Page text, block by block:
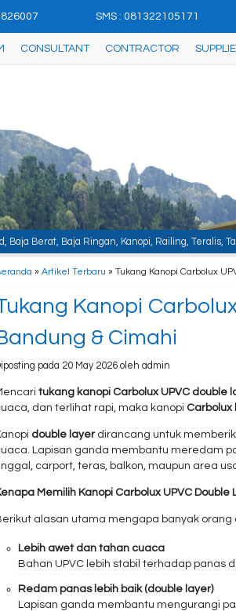
SMS : 081322105171
CONSULTANT CONTRACTOR
Kanopi, Railing, Teralis, Tangga, Pintu &
»Artikel Terbaru » Tukang Kanopi Carbolux
Kanopi
& Cimahi
pada 20 May 2026 oleh admin
tukang kanopi Carbolux UPVC double
dan terlihat rapi, maka kanopi Carbolux
double layerdirancang untuk
Lapisan ganda membantu meredam
carport, teras, balkon, maupun area
Memilih Kanopi Carbolux UPVC Double
alasan utama mengapa banyak orang
Lebih awet dan tahan cuaca
Bahan UPVC lebih stabil terhadap panas
Redam panas lebih baik (double layer)
Lapisan ganda membantu mengurangi